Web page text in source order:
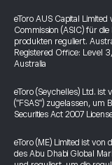
eToro AUS Capital
Commission (ASIC) für
produkten reguliert.
Registered Office: Level
Australia
eToro (Seychelles) Ltd. ist
("FSAS") zugelassen,
Securities Act 2007
eToro (ME) Limited ist von
des Abu Dhabi Global